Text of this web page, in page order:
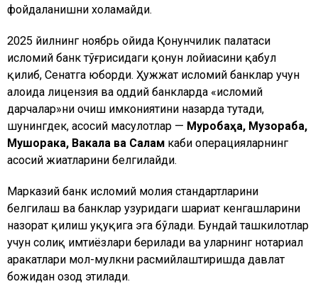
фойдаланишни хоҳламайди.
2025 йилнинг ноябрь ойида Қонунчилик палатаси
исломий банк тўғрисидаги қонун лойиҳасини қабул
қилиб, Сенатга юборди. Ҳужжат исломий банклар учун
алоҳида лицензия ва оддий банкларда «исломий
дарчалар»ни очиш имкониятини назарда тутади,
шунингдек, асосий маҳсулотлар — Муробаҳа, Музораба,
Мушорака, Вакала ва Салам каби операцияларнинг
асосий жиҳатларини белгилайди.
Марказий банк исломий молия стандартларини
белгилаш ва банклар ҳузуридаги шариат кенгашларини
назорат қилиш ҳуқуқига эга бўлади. Бундай ташкилотлар
учун солиқ имтиёзлари берилади ва уларнинг нотариал
ҳаракатлари мол-мулкни расмийлаштиришда давлат
божидан озод этилади.